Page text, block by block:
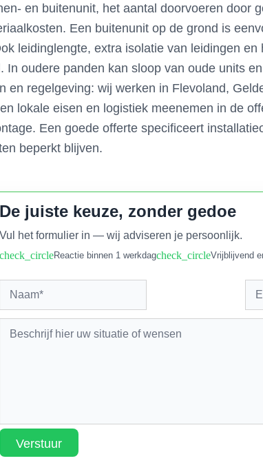
en buitenunit, het aantal doorvoeren door
Een buitenunit op de grond is
leidinglengte, extra isolatie van leidingen
oudere panden kan sloop van oude units
en regelgeving: wij werken in Flevoland,
lokale eisen en logistiek meenemen in de
Een goede offerte specificeert
beperkt blijven.
De juiste keuze, zonder gedoe
Vul het formulier in — wij adviseren je persoonlijk.
check_circleReactie binnen 1 werkdagcheck_circleVrijblijvend
Verstuur